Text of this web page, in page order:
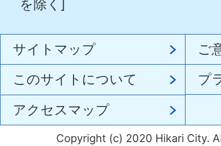
を除く]
サイトマップ
ご
このサイトについて
プ
アクセスマップ
Copyright (c) 2020 Hikari City.